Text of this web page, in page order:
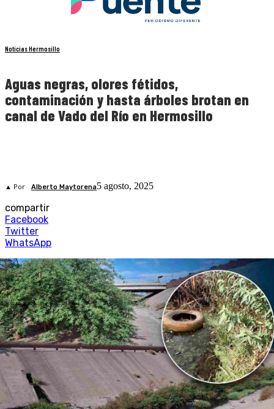
Noticias Hermosillo
Aguas negras, olores fétidos,
contaminación y hasta árboles brotan en
canal de Vado del Río en Hermosillo
▲ Por Alberto Maytorena5 agosto, 2025
compartir
Facebook
Twitter
WhatsApp